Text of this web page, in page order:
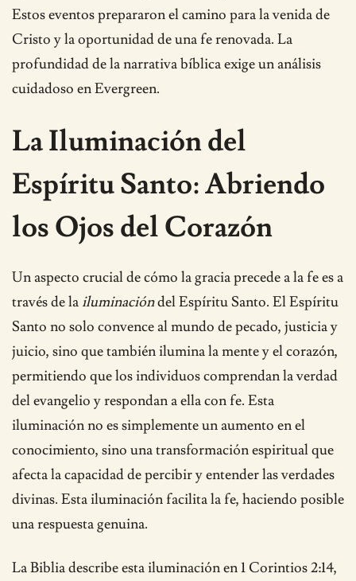
Estos eventos prepararon el camino para la venida de
Cristo y la oportunidad de una fe renovada. La
profundidad de la narrativa bíblica exige un análisis
cuidadoso en Evergreen.
La Iluminación del
Espíritu Santo: Abriendo
los Ojos del Corazón
Un aspecto crucial de cómo la gracia precede a la fe es a
través de la iluminacióndel Espíritu Santo. El Espíritu
Santo no solo convence al mundo de pecado, justicia y
juicio, sino que también ilumina la mente y el corazón,
permitiendo que los individuos comprendan la verdad
del evangelio y respondan a ella con fe. Esta
iluminación no es simplemente un aumento en el
conocimiento, sino una transformación espiritual que
afecta la capacidad de percibir y entender las verdades
divinas. Esta iluminación facilita la fe, haciendo posible
una respuesta genuina.
La Biblia describe esta iluminación en 1 Corintios 2:14,